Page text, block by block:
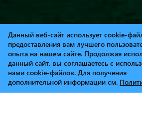
Данный веб-сайт использует cookie-
предоставления вам лучшего
опыта на нашем сайте. Продолжая
данный сайт, вы соглашаетесь с
нами cookie-файлов. Для получения
дополнительной информации см.